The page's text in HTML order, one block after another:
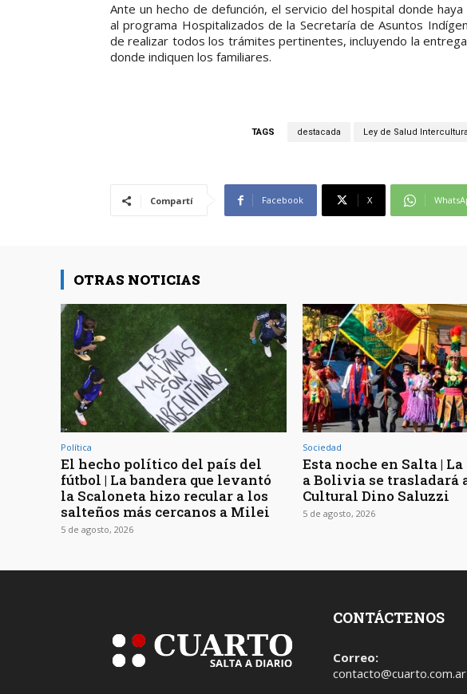
Ante un hecho de defunción, el servicio del hospital donde
al programa Hospitalizados de la Secretaría de Asuntos
de realizar todos los trámites pertinentes, incluyendo la
donde indiquen los familiares.
TAGS destacada Ley de Salud Intercultural
Compartí Facebook X
OTRAS NOTICIAS
Política
El hecho político del país del
fútbol | La bandera que levantó
la Scaloneta hizo recular a los
salteños más cercanos a Milei
5 de agosto, 2026
Sociedad
Esta noche en Salta |
a Bolivia se trasladará
Cultural Dino Saluzzi
5 de agosto, 2026
CONTÁCTENOS
Correo:
contacto@cuarto.com.ar